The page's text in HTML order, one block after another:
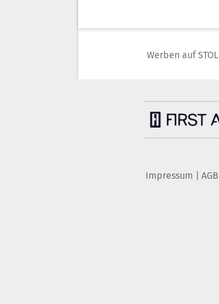
Werben auf STOL
Impressum AGB